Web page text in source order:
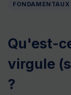
FONDAMENTAUX
Qu'est-
virgule
?